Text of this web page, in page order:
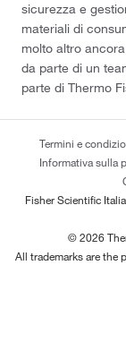
sicurezza e
materiali di
molto altro
da parte di un
parte di Thermo
Termini e
Informativa sulla
Fisher Scientific
© 2026
All trademarks are the